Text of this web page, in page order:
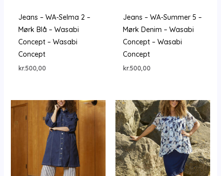
Jeans – WA-Selma 2 –
Mørk Blå – Wasabi
Concept – Wasabi
Concept
kr.500,00
Jeans – WA-Summer 5 –
Mørk Denim – Wasabi
Concept – Wasabi
Concept
kr.500,00